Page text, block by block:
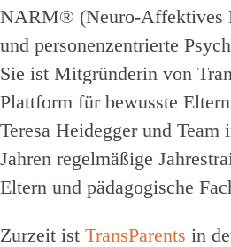
NARM® (Neuro-Affektives
und personenzentrierte
Sie ist Mitgründerin von
Plattform für bewusste
Teresa Heidegger und
Jahren regelmäßige
Eltern und pädagogische
Zurzeit ist TransParents in